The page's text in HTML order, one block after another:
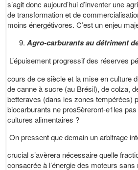
s’agit donc aujourd’hui d’inventer une
de transformation et de
moins énergétivores. C’est un enjeu
Agro-carburants au détriment
L’épuisement progressif des réserves
cours de ce siècle et la mise en culture
de canne à sucre (au Brésil), de colza,
betteraves (dans les zones tempérées)
biocarburants ne pros5èreront-e1les
cultures alimentaires ?
On pressent que demain un arbitrage
crucial s’avèrera nécessaire quelle
consacrée à l’énergie des moteurs